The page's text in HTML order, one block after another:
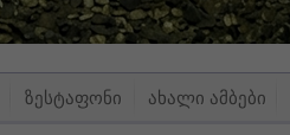
ᲖᲔᲡᲢᲐᲤᲝᲜᲘ ᲐᲮᲐᲚᲘ ᲐᲛᲑᲔᲑᲘ